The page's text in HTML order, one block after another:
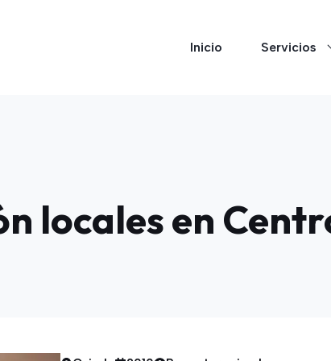
Inicio Servicios
locales en